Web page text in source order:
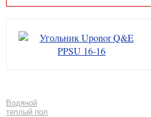
Водяной
теплый пол